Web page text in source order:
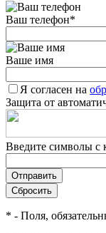
Ваш телефон*
Ваше имя
Я согласен на
Защита от
Введите символы с
* - Поля,